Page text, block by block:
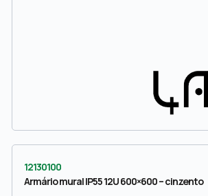
12130100
Armário mural IP55 12U 600×600 – cinzento